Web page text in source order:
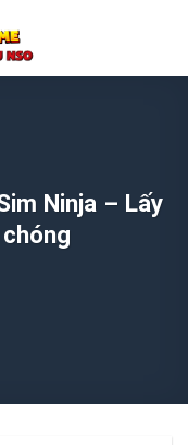
Ninja – Lấy